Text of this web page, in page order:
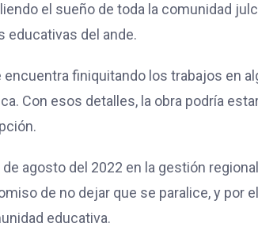
el sueño de toda la comunidad
del ande.
finiquitando los trabajos en
Con esos detalles, la obra podría
agosto del 2022 en la gestión
de no dejar que se paralice, y por
educativa.